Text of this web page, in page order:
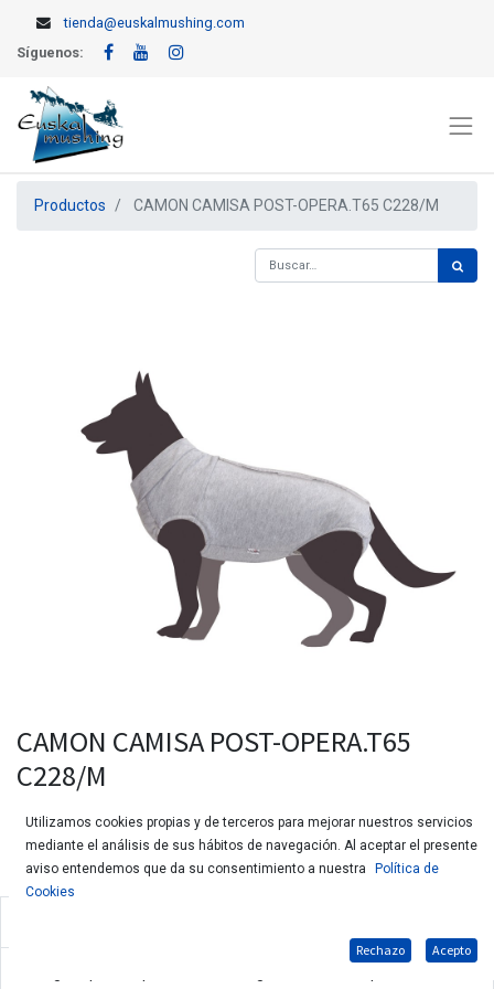
tienda@euskalmushing.com
Síguenos:
Productos CAMON CAMISA POST-OPERA.T65 C228/M
CAMON CAMISA POST-OPERA.T65
C228/M
Utilizamos cookies propias y de terceros para mejorar nuestros servicios
mediante el análisis de sus hábitos de navegación. Al aceptar el presente
aviso entendemos que da su consentimiento a nuestra
Política de
Cookies
Rechazo Acepto